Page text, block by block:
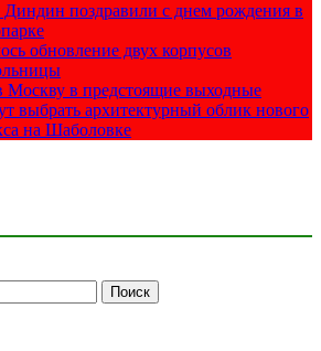
поздравили с днем рождения в
обновление двух корпусов
Москву в предстоящие выходные
выбрать архитектурный облик нового
на Шаболовке